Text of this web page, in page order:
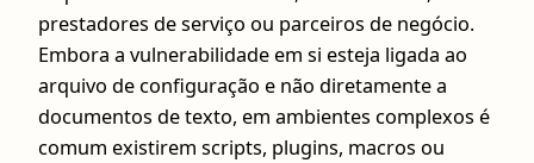
prestadores de serviço ou parceiros de negócio.
Embora a vulnerabilidade em si esteja ligada ao
arquivo de configuração e não diretamente a
documentos de texto, em ambientes complexos é
comum existirem scripts, plugins, macros ou